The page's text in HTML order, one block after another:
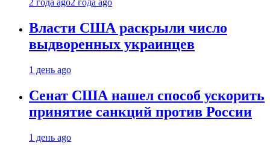
2 года ago2 года ago
Власти США раскрыли число
выдворенных украинцев
1 день ago
Сенат США нашел способ ускорить
принятие санкций против России
1 день ago